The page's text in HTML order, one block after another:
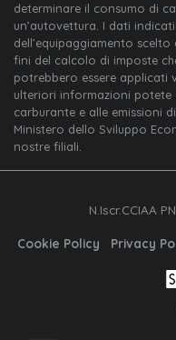
determinare il consumo di
un’autovettura. I dati
dell’equipaggiamento
fini del calcolo di imposte
potrebbero essere applicati
ulteriori informazioni potete
carburante e alle emissioni
Ministero dello Sviluppo
nostre filiali.
N.Iscr.CCIAA
Cookie Policy Privacy